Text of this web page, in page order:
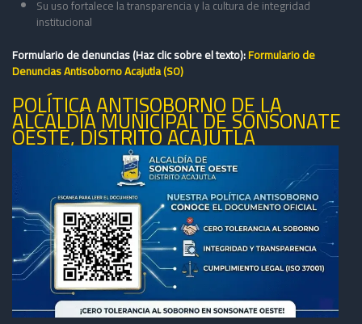
Su uso fortalece la transparencia y la cultura de integridad
institucional
Formulario de denuncias (Haz clic sobre el texto):Formulario de
Denuncias Antisoborno Acajutla (SO)
POLÍTICA ANTISOBORNO DE LA
ALCALDÍA MUNICIPAL DE SONSONATE
OESTE, DISTRITO ACAJUTLA